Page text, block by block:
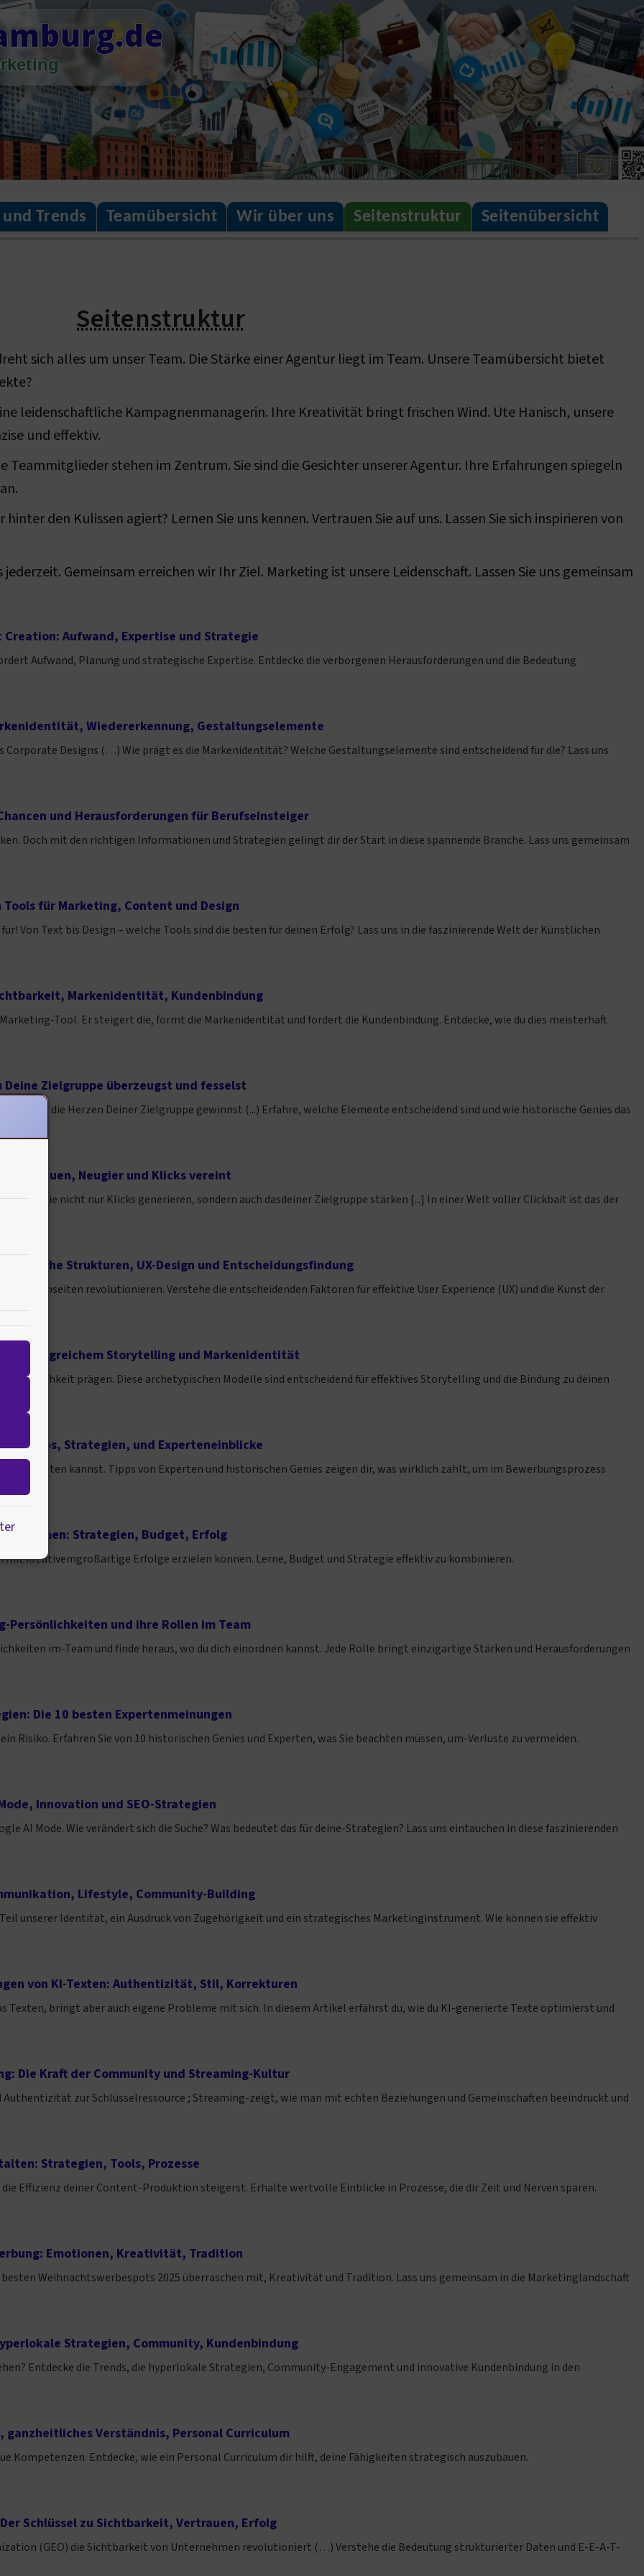
Trends Teamübersicht Wir über uns Seitenstruktur Seitenübersicht
Seitenstruktur
sich alles um unser Team. Die Stärke einer Agentur liegt im Team. Unsere Teamübersicht bietet
leidenschaftliche Kampagnenmanagerin. Ihre Kreativität bringt frischen Wind. Ute Hanisch, unsere
und effektiv.
Teammitglieder stehen im Zentrum. Sie sind die Gesichter unserer Agentur. Ihre Erfahrungen spiegeln
den Kulissen agiert? Lernen Sie uns kennen. Vertrauen Sie auf uns. Lassen Sie sich inspirieren von
Gemeinsam erreichen wir Ihr Ziel. Marketing ist unsere Leidenschaft. Lassen Sie uns gemeinsam
Aufwand, Expertise und Strategie
Aufwand, Planung und strategische Expertise. Entdecke die verborgenen Herausforderungen und die Bedeutung
Wiedererkennung, Gestaltungselemente
Corporate Designs (…) Wie prägt es die Markenidentität? Welche Gestaltungselemente sind entscheidend für die? Lass uns
und Herausforderungen für Berufseinsteiger
Doch mit den richtigen Informationen und Strategien gelingt dir der Start in diese spannende Branche. Lass uns gemeinsam
für Marketing, Content und Design
Von Text bis Design – welche Tools sind die besten für deinen Erfolg? Lass uns in die faszinierende Welt der Künstlichen
Markenidentität, Kundenbindung
Tool. Er steigert die, formt die Markenidentität und fördert die Kundenbindung. Entdecke, wie du dies meisterhaft
Deine Zielgruppe überzeugst und fesselst
Voice die Herzen Deiner Zielgruppe gewinnst (...) Erfahre, welche Elemente entscheidend sind und wie historische Genies das
Vertrauen, Neugier und Klicks vereint
die nicht nur Klicks generieren, sondern auch dasdeiner Zielgruppe stärken [...] In einer Welt voller Clickbait ist das der
Strukturen, UX-Design und Entscheidungsfindung
Webseiten revolutionieren. Verstehe die entscheidenden Faktoren für effektive User Experience (UX) und die Kunst der
zu erfolgreichem Storytelling und Markenidentität
prägen. Diese archetypischen Modelle sind entscheidend für effektives Storytelling und die Bindung zu deinen
Tipps, Strategien, und Experteneinblicke
gestalten kannst. Tipps von Experten und historischen Genies zeigen dir, was wirklich zählt, um im Bewerbungsprozess
Strategien, Budget, Erfolg
mit kreativemgroßartige Erfolge erzielen können. Lerne, Budget und Strategie effektiv zu kombinieren.
Persönlichkeiten und ihre Rollen im Team
im-Team und finde heraus, wo du dich einordnen kannst. Jede Rolle bringt einzigartige Stärken und Herausforderungen
Die 10 besten Expertenmeinungen
Risiko. Erfahren Sie von 10 historischen Genies und Experten, was Sie beachten müssen, um-Verluste zu vermeiden.
Innovation und SEO-Strategien
AI Mode. Wie verändert sich die Suche? Was bedeutet das für deine-Strategien? Lass uns eintauchen in diese faszinierenden
Lifestyle, Community-Building
unserer Identität, ein Ausdruck von Zugehörigkeit und ein strategisches Marketinginstrument. Wie können sie effektiv
von KI-Texten: Authentizität, Stil, Korrekturen
bringt aber auch eigene Probleme mit sich. In diesem Artikel erfährst du, wie du KI-generierte Texte optimierst und
Die Kraft der Community und Streaming-Kultur
Authentizität zur Schlüsselressource ; Streaming-zeigt, wie man mit echten Beziehungen und Gemeinschaften beeindruckt und
Strategien, Tools, Prozesse
Effizienz deiner Content-Produktion steigerst. Erhalte wertvolle Einblicke in Prozesse, die dir Zeit und Nerven sparen.
Emotionen, Kreativität, Tradition
Weihnachtswerbespots 2025 überraschen mit, Kreativität und Tradition. Lass uns gemeinsam in die Marketinglandschaft
Strategien, Community, Kundenbindung
Entdecke die Trends, die hyperlokale Strategien, Community-Engagement und innovative Kundenbindung in den
ganzheitliches Verständnis, Personal Curriculum
Kompetenzen. Entdecke, wie ein Personal Curriculum dir hilft, deine Fähigkeiten strategisch auszubauen.
Schlüssel zu Sichtbarkeit, Vertrauen, Erfolg
(GEO) die Sichtbarkeit von Unternehmen revolutioniert (…) Verstehe die Bedeutung strukturierter Daten und E-E-A-T-